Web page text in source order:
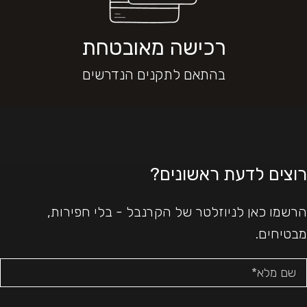
רכישה מאובטחת
בהתאם לתקנים הנדרשים
רוצים לדעת ראשונים?
הרשמו כאן לניוזלטר של הקרנבל - בלי חפירות,
מבטיחים.